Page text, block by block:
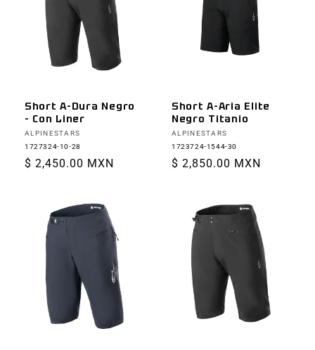
Short A-Dura Negro
- Con Liner
Proveedor:
ALPINESTARS
1727324-10-28
Precio
$ 2,450.00 MXN
Short A-Aria Elite
Negro Titanio
Proveedor:
ALPINESTARS
1723724-1544-30
Precio
$ 2,850.00 MXN